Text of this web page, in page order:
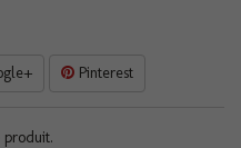
Pinterest